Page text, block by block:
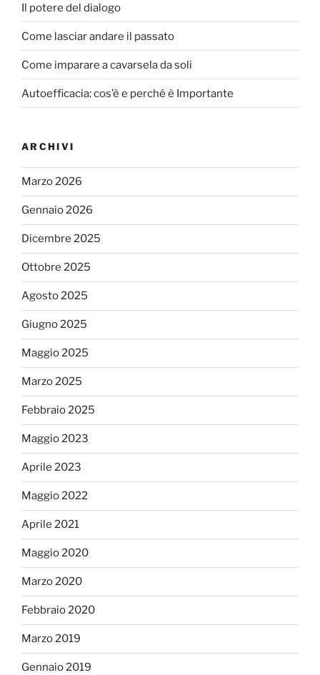
Il potere del dialogo
Come lasciar andare il passato
Come imparare a cavarsela da soli
Autoefficacia: cos’è e perché è Importante
ARCHIVI
Marzo 2026
Gennaio 2026
Dicembre 2025
Ottobre 2025
Agosto 2025
Giugno 2025
Maggio 2025
Marzo 2025
Febbraio 2025
Maggio 2023
Aprile 2023
Maggio 2022
Aprile 2021
Maggio 2020
Marzo 2020
Febbraio 2020
Marzo 2019
Gennaio 2019